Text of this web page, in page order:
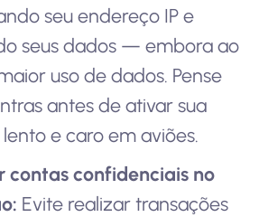
seu endereço IP e
seus dados — embora ao
uso de dados. Pense
antes de ativar sua
lento e caro em aviões.
contas confidenciais no
Evite realizar transações